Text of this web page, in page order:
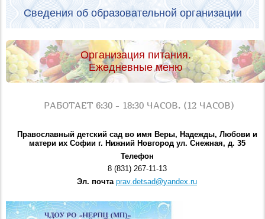
Сведения об образовательной организации
Организация питания.
Ежедневные меню
РАБОТАЕТ 6:30 - 18:30 ЧАСОВ. (12 ЧАСОВ)
Православный детский сад во имя Веры, Надежды, Любови и
матери их Софии г. Нижний Новгород ул. Снежная, д. 35
Телефон
8 (831) 267-11-13
Эл. почта prav.detsad@yandex.ru